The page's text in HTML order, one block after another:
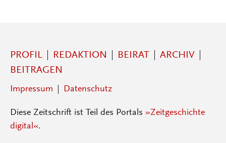
PROFIL REDAKTION BEIRAT
ARCHIV
BEITRAGEN
Impressum Datenschutz
Diese Zeitschrift ist Teil des Portals »Zeitgeschichte
digital«.